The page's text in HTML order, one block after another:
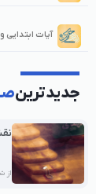
آیات ابتدایی
جدیدترین
از